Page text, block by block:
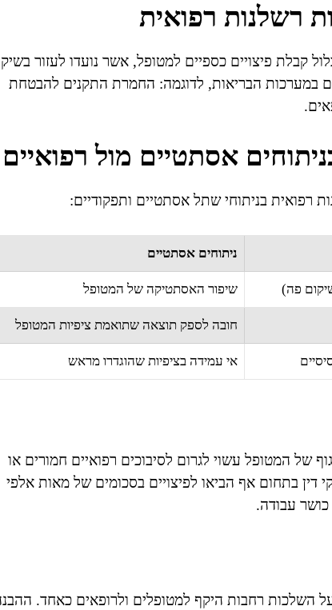
רשלנות רפואית
קבלת פיצויים כספיים למטופל, אשר נועדו לעזור
במערכות הבריאות, לדוגמה: החמרת התקנים להבטחת
אסתטיים מול רפואיים
רפואית בניתוחי שתל אסתטיים ותפקודיים:
ניתוחים אסתטיים
פה) שיפור האסתטיקה של המטופל
חובה לספק תוצאה שתואמת ציפיות המטופל
אי עמידה בציפיות שהוגדרו מראש
של המטופל עשוי לגרום לסיבוכים רפואיים חמורים או
בתחום אף הביאו לפיצויים בסכומים של מאות אלפי
כושר עבודה.
השלכות רחבות היקף למטופלים ולרופאים כאחד.